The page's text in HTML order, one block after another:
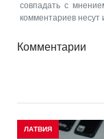
совпадать с
комментариев несут
Комментарии
ЛАТВИЯ